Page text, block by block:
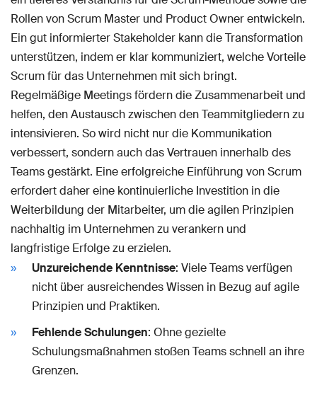
Rollen von Scrum Master und Product Owner entwickeln.
Ein gut informierter Stakeholder kann die Transformation
unterstützen, indem er klar kommuniziert, welche Vorteile
Scrum für das Unternehmen mit sich bringt.
Regelmäßige Meetings fördern die Zusammenarbeit und
helfen, den Austausch zwischen den Teammitgliedern zu
intensivieren. So wird nicht nur die Kommunikation
verbessert, sondern auch das Vertrauen innerhalb des
Teams gestärkt. Eine erfolgreiche Einführung von Scrum
erfordert daher eine kontinuierliche Investition in die
Weiterbildung der Mitarbeiter, um die agilen Prinzipien
nachhaltig im Unternehmen zu verankern und
langfristige Erfolge zu erzielen.
Unzureichende Kenntnisse: Viele Teams verfügen
nicht über ausreichendes Wissen in Bezug auf agile
Prinzipien und Praktiken.
Fehlende Schulungen: Ohne gezielte
Schulungsmaßnahmen stoßen Teams schnell an ihre
Grenzen.